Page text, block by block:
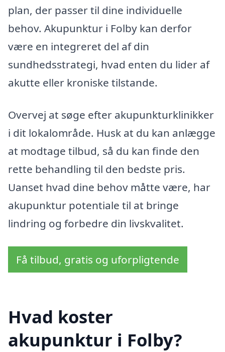
plan, der passer til dine individuelle
behov. Akupunktur i Folby kan derfor
være en integreret del af din
sundhedsstrategi, hvad enten du lider af
akutte eller kroniske tilstande.
Overvej at søge efter akupunkturklinikker
i dit lokalområde. Husk at du kan anlægge
at modtage tilbud, så du kan finde den
rette behandling til den bedste pris.
Uanset hvad dine behov måtte være, har
akupunktur potentiale til at bringe
lindring og forbedre din livskvalitet.
Få tilbud, gratis og uforpligtende
Hvad koster
akupunktur i Folby?